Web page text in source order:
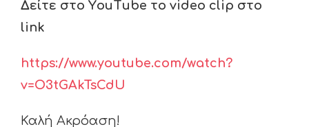
Δείτε στο ΥouΤube το video clip στο
link
https://www.youtube.com/watch?
v=O3tGAkTsCdU
Καλή Ακρόαση!